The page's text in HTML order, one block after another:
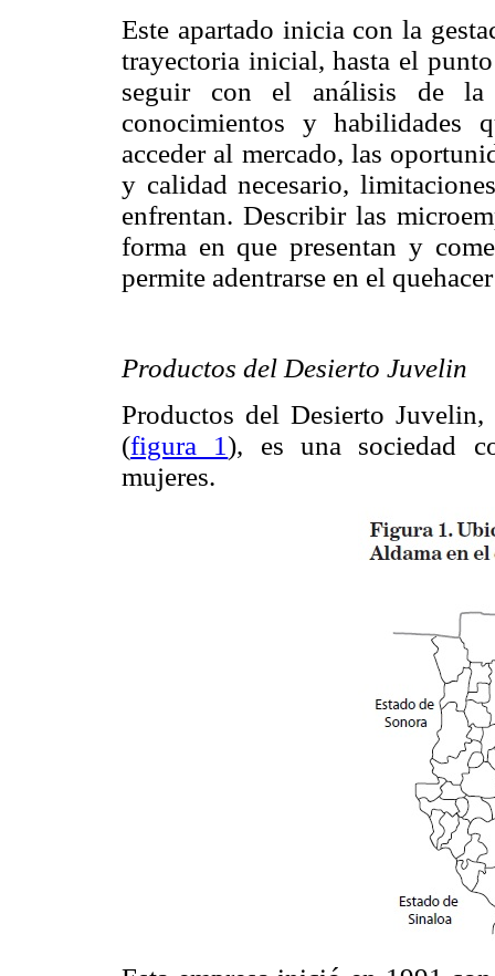
Este apartado inicia con la
trayectoria inicial, hasta el
seguir con el análisis de
conocimientos y habilidades
acceder al mercado, las
y calidad necesario,
enfrentan. Describir las
forma en que presentan y
permite adentrarse en el
Productos del Desierto Juvelin
Productos del Desierto
(figura 1), es una sociedad
mujeres.